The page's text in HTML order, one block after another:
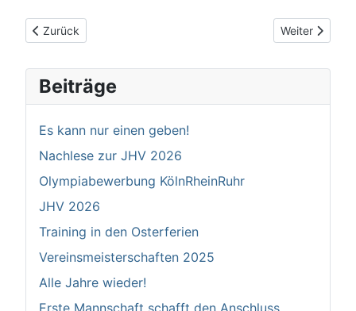
Vorheriger Beitrag: JHV 2026
Zurück Nächster
Weiter
Beiträge
Es kann nur einen geben!
Nachlese zur JHV 2026
Olympiabewerbung KölnRheinRuhr
JHV 2026
Training in den Osterferien
Vereinsmeisterschaften 2025
Alle Jahre wieder!